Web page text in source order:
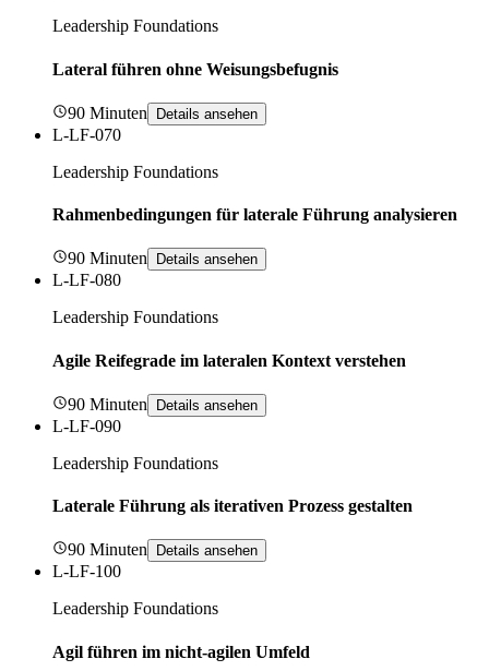
Leadership Foundations
Lateral führen ohne Weisungsbefugnis
90 Minuten Details ansehen
L-LF-070
Leadership Foundations
Rahmenbedingungen für laterale Führung analysieren
90 Minuten Details ansehen
L-LF-080
Leadership Foundations
Agile Reifegrade im lateralen Kontext verstehen
90 Minuten Details ansehen
L-LF-090
Leadership Foundations
Laterale Führung als iterativen Prozess gestalten
90 Minuten Details ansehen
L-LF-100
Leadership Foundations
Agil führen im nicht-agilen Umfeld